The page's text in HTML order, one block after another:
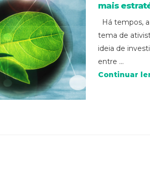
mais
Há tempos,
tema de
ideia de
entre ...
Continuar